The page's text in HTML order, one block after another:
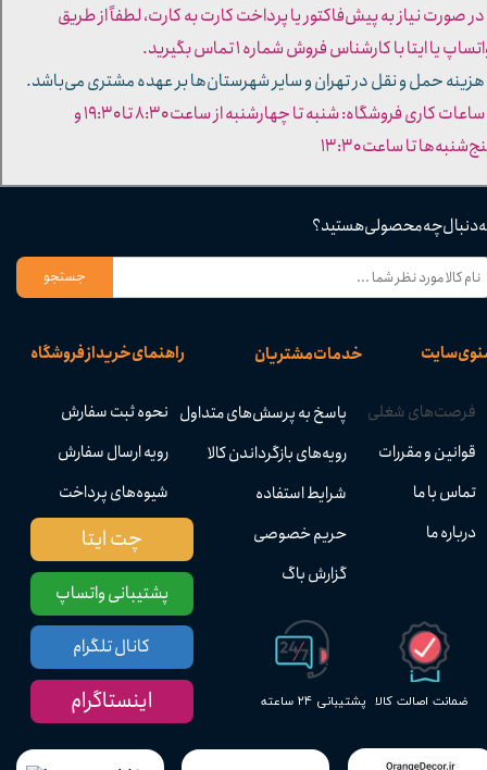
پشتیبانی ۲۴ ساعته ضمانت اصالت کالا
راهنمای خرید از فروشگاه
نحوه ثبت سفارش
رویه ارسال سفارش
شیوه‌های پرداخت
خدمات مشتریان
پاسخ به پرسش‌های متداول
رویه‌های بازگرداندن کالا
شرایط استفاده
حریم خصوصی
گزارش باگ
سایت
فرصت‌های شغلی
قوانین و مقررات
تماس با ما
درباره ما
دنبال چه محصولی هستید؟
جستجو
پشتیبانی واتساپ
چت ایتا
کانال تلگرام
اینستاگرام
صورت نیاز به پیش‌فاکتور یا پرداخت کارت به کارت، لطفاً از طریق
یا ایتا با کارشناس فروش شماره ۱ تماس بگیرید.
حمل و نقل در تهران و سایر شهرستان‌ها بر عهده مشتری می‌باشد.
- ساعات کاری فروشگاه: شنبه تا چهارشنبه از ساعت ۸:۳۰ تا ۱۹:۳۰ و
تا ساعت ۱۳:۳۰​​​​​​​